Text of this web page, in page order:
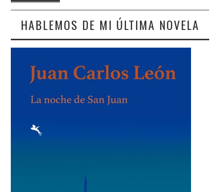
HABLEMOS DE MI ÚLTIMA NOVELA